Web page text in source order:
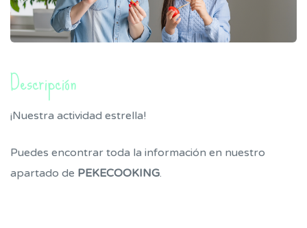
Descripción
¡Nuestra actividad estrella!
Puedes encontrar toda la información en nuestro
apartado de PEKECOOKING.